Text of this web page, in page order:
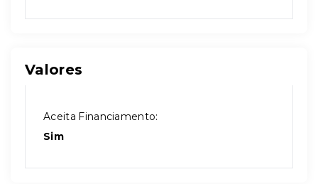
Valores
Aceita Financiamento:
Sim